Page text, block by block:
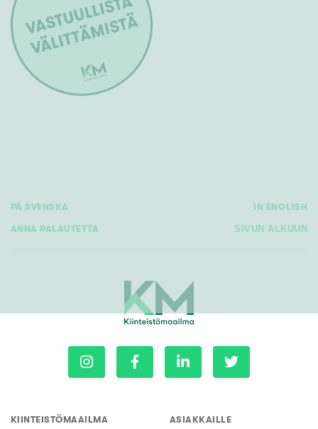
PÅ SVENSKA IN ENGLISH
ANNA PALAUTETTA SIVUN ALKUUN
KIINTEISTÖMAAILMA ASIAKKAILLE